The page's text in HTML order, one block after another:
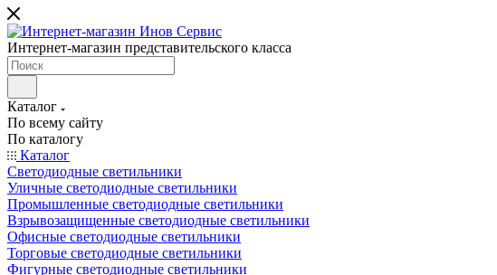
Интернет-магазин представительского класса
Каталог
По всему сайту
По каталогу
Каталог
Светодиодные светильники
Уличные светодиодные светильники
Промышленные светодиодные светильники
Взрывозащищенные светодиодные светильники
Офисные светодиодные светильники
Торговые светодиодные светильники
Фигурные светодиодные светильники